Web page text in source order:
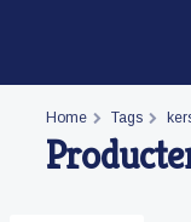
Home Tags